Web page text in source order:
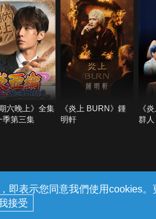
即表示您同意我們使用cookies。
期六晚上》全集
季第三集
《炎上 BURN》鍾
明軒
《
群人